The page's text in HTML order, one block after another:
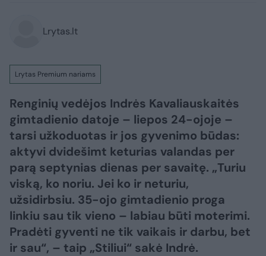
Lrytas.lt
Lrytas Premium nariams
Renginių vedėjos Indrės Kavaliauskaitės
gimtadienio datoje – liepos 24-ojoje –
tarsi užkoduotas ir jos gyvenimo būdas:
aktyvi dvidešimt keturias valandas per
parą septynias dienas per savaitę. „Turiu
viską, ko noriu. Jei ko ir neturiu,
užsidirbsiu. 35-ojo gimtadienio proga
linkiu sau tik vieno – labiau būti moterimi.
Pradėti gyventi ne tik vaikais ir darbu, bet
ir sau“, – taip „Stiliui“ sakė Indrė.